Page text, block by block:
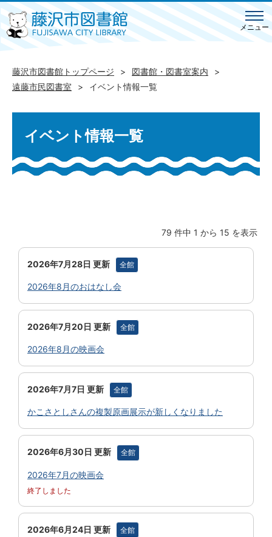
メニュー
藤沢市図書館トップページ
図書館・図書室案内
遠藤市民図書室
イベント情報一覧
イベント情報一覧
79 件中 1 から 15 を表示
2026年7月28日 更新 全館
2026年8月のおはなし会
2026年7月20日 更新 全館
2026年8月の映画会
2026年7月7日 更新 全館
かこさとしさんの複製原画展示が新しくなりました
2026年6月30日 更新 全館
2026年7月の映画会
終了しました
2026年6月24日 更新 全館